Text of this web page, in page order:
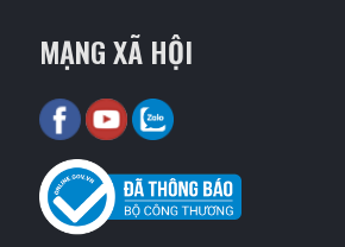
MẠNG XÃ HỘI